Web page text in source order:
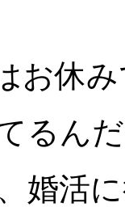
お休
るん
婚活